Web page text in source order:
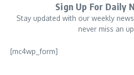
Sign Up For Daily
Stay updated with our weekly
never miss an
[mc4wp_form]